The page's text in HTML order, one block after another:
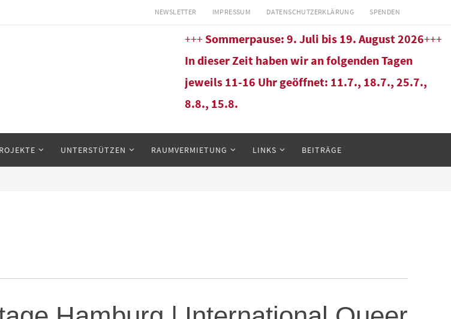
NEWSLETTER IMPRESSUM DATENSCHUTZERKLÄRUNG SPENDEN
+++ Sommerpause: 9. Juli bis 19. August 2026+++
In dieser Zeit haben wir an folgenden Tagen
jeweils 11-16 Uhr geöffnet: 11.7., 18.7., 25.7.,
8.8., 15.8.
UNTERSTÜTZEN RAUMVERMIETUNG LINKS BEITRÄGE